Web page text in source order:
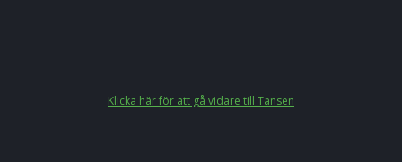
Klicka här för att gå vidare till Tansen